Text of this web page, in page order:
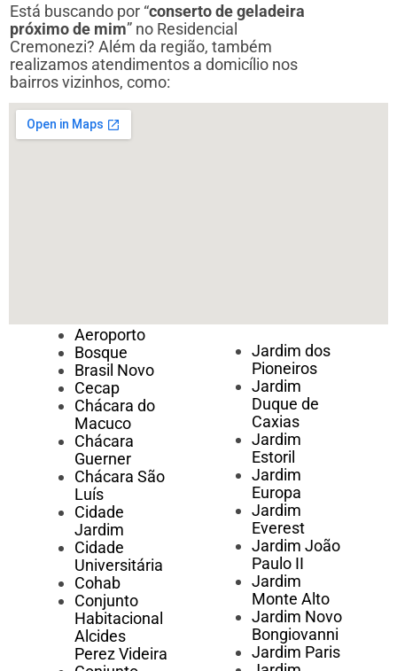
Está buscando por “conserto de geladeira
próximo de mim” no Residencial
Cremonezi? Além da região, também
realizamos atendimentos a domicílio nos
bairros vizinhos, como:
Aeroporto
Bosque
Brasil Novo
Cecap
Chácara do
Macuco
Chácara
Guerner
Chácara São
Luís
Cidade
Jardim
Cidade
Universitária
Cohab
Conjunto
Habitacional
Alcides
Perez Videira
Jardim dos
Pioneiros
Jardim
Duque de
Caxias
Jardim
Estoril
Jardim
Europa
Jardim
Everest
Jardim João
Paulo II
Jardim
Monte Alto
Jardim Novo
Bongiovanni
Jardim Paris